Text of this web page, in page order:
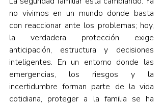
no vivimos en un mundo donde basta
con reaccionar ante los problemas; hoy,
la verdadera protección exige
anticipación, estructura y decisiones
inteligentes. En un entorno donde las
emergencias, los riesgos y la
incertidumbre forman parte de la vida
cotidiana, proteger a la familia se ha